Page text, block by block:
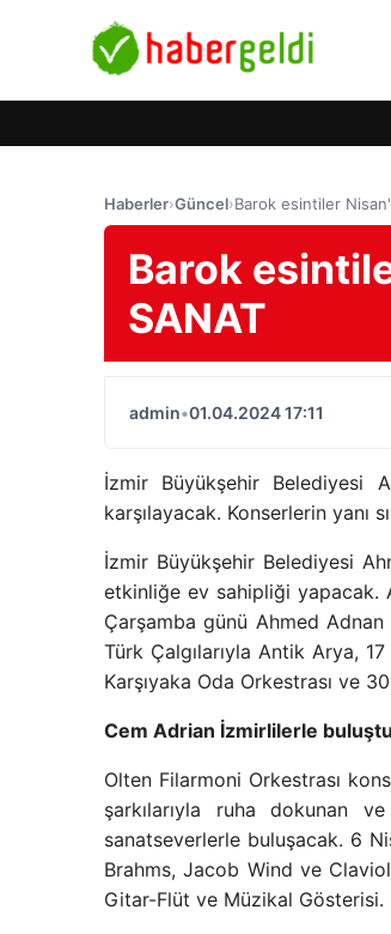
Haberler›Güncel›Barok esintiler
Barok
SANAT
admin•01.04.2024 17:11
İzmir Büyükşehir Belediyesi
karşılayacak. Konserlerin yanı
İzmir Büyükşehir Belediyesi
etkinliğe ev sahipliği yapacak.
Çarşamba günü Ahmed
Türk Çalgılarıyla Antik Arya,
Karşıyaka Oda Orkestrası ve
Cem Adrian İzmirlilerle buluştu
Olten Filarmoni Orkestrası
şarkılarıyla ruha dokunan
sanatseverlerle buluşacak. 6
Brahms, Jacob Wind ve
Gitar-Flüt ve Müzikal